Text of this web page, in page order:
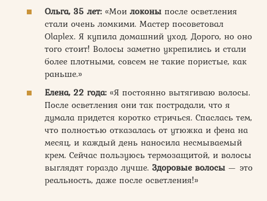
Ольга, 35 лет: «Мои локоны после осветления
стали очень ломкими. Мастер посоветовал
Olaplex. Я купила домашний уход. Дорого, но оно
того стоит! Волосы заметно укрепились и стали
более плотными, совсем не такие пористые, как
раньше.»
Елена, 22 года: «Я постоянно вытягиваю волосы.
После осветления они так пострадали, что я
думала придется коротко стричься. Спаслась тем,
что полностью отказалась от утюжка и фена на
месяц, и каждый день наносила несмываемый
крем. Сейчас пользуюсь термозащитой, и волосы
выглядят гораздо лучше. Здоровые волосы — это
реальность, даже после осветления!»